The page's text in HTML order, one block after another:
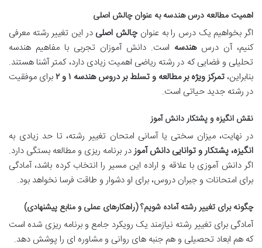
اهمیت مطالعه درس هندسه به عنوان چالش اصلی
اگر بخواهیم یک درس را به عنوانچالش اصلی در این تغییر رشته معرفی
کنیم، آن درسهندسه است. دانش آموزان تجربی با مفاهیم هندسه
تحلیلی و فضایی که در رشته ریاضی اهمیت زیادی دارد، کمتر آشنا هستند.
بنابراین، تمرکز ویژه بر مطالعه و تسلط بر دروس هندسه ۱ و ۲
برای موفقیت
در رشته جدید حیاتی است.
نقش انگیزه و پشتکار دانش آموز
در نهایت، میزان سختی یا آسانی امتحان تغییر رشته، تا حد زیادی به
انگیزه، پشتکار و توانایی دانش آموزدر برنامه ریزی و مطالعه بستگی دارد.
اگر دانش آموزی با علاقه و اراده این مسیر را انتخاب کرده باشد، آمادگی
برای امتحانات و جبران دروس، برای او دشوار و طاقت فرسا نخواهد بود.
چگونه برای تغییر رشته آماده شویم؟ (راهکارهای عملی و منابع پیشنهادی)
آمادگی برای تغییر رشته نیازمند یک رویکرد جامع و برنامه ریزی شده است
که هم ابعاد تحصیلی و هم جنبه های روانی و مشاوره ای را پوشش دهد.